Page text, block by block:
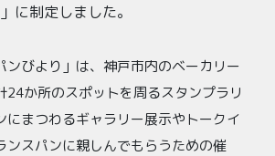
に制定しました。
ンびより」は、神戸市内のベーカリー
24か所のスポットを周るスタンプラリ
にまつわるギャラリー展示やトークイ
ンスパンに親しんでもらうための催